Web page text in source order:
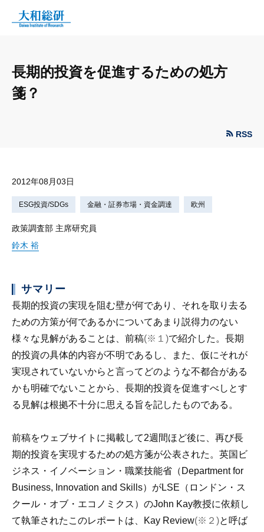
長期的投資を促進するための処方
箋？
RSS
2012年08月03日
ESG投資/SDGs 金融・証券市場・資金調達 欧州
政策調査部 主席研究員
鈴木 裕
サマリー
長期的投資の実現を阻む壁が何であり、それを取り去る
ための方策が何であるかについてあまり説得力のない
様々な見解があることは、前稿(※１)で紹介した。長期
的投資の具体的内容が不明であるし、また、仮にそれが
実現されていないからと言ってどのような不都合がある
かも明確でないことから、長期的投資を促進すべしとす
る見解は根拠不十分に思える旨を記したものである。
前稿をウェブサイトに掲載して2週間ほど後に、再び長
期的投資を実現するための処方箋が公表された。英国ビ
ジネス・イノベーション・職業技能省（Department for
Business, Innovation and Skills）がLSE（ロンドン・ス
クール・オブ・エコノミクス）のJohn Kay教授に依頼し
て執筆されたこのレポートは、Kay Review(※２)と呼ば